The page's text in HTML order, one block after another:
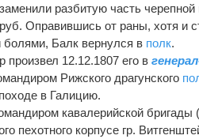
разбитую часть
Оправившись от раны, хотя и
Балк вернулся в полк.
произвел 12.12.1807 его в
Рижского драгунского
в Галицию.
кавалерийской
пехотного корпусе гр.